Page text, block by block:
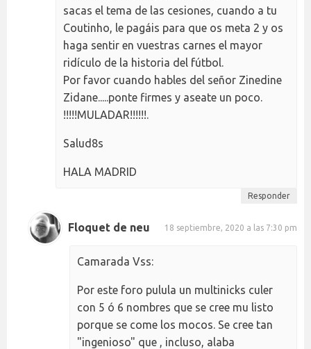
sacas el tema de las cesiones, cuando a tu
Coutinho, le pagáis para que os meta 2 y os
haga sentir en vuestras carnes el mayor
ridículo de la historia del fútbol.
Por favor cuando hables del señor Zinedine
Zidane.....ponte firmes y aseate un poco.
!!!!!MULADAR!!!!!!.
Salud8s
HALA MADRID
Responder
Floquet de neu 18 septiembre, 2020 a las 7:30 pm
Camarada Vss:
Por este foro pulula un multinicks culer
con 5 ó 6 nombres que se cree mu listo
porque se come los mocos. Se cree tan
"ingenioso" que , incluso, alaba